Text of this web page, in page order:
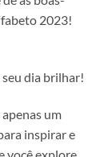
2023!
seu dia brilhar!
um
inspirar e
você explore